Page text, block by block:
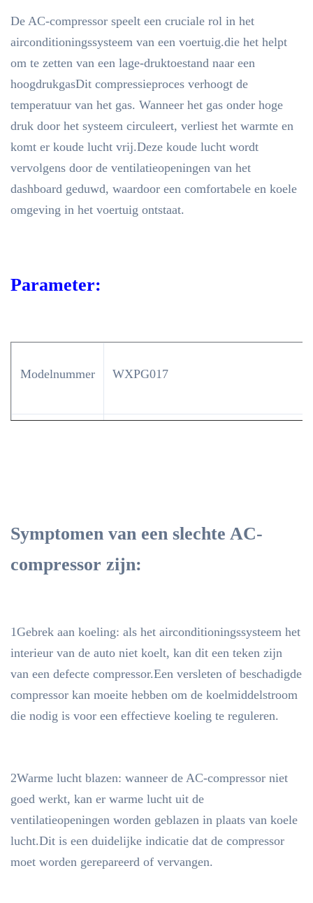
De AC-compressor speelt een cruciale rol in het
airconditioningssysteem van een voertuig.die het helpt
om te zetten van een lage-druktoestand naar een
hoogdrukgasDit compressieproces verhoogt de
temperatuur van het gas. Wanneer het gas onder hoge
druk door het systeem circuleert, verliest het warmte en
komt er koude lucht vrij.Deze koude lucht wordt
vervolgens door de ventilatieopeningen van het
dashboard geduwd, waardoor een comfortabele en koele
omgeving in het voertuig ontstaat.
Parameter:
Modelnummer WXPG017
Model van de
compressor
Type Compressor
Jaar Model 2008-2015
OE No.
Voor de toepassing van deze
verordening geldt de volgende
bepalingen:
Als u hulp nodig heeft om er zeker
Symptomen van een slechte AC-
compressor zijn:
1Gebrek aan koeling: als het airconditioningssysteem het
interieur van de auto niet koelt, kan dit een teken zijn
van een defecte compressor.Een versleten of beschadigde
compressor kan moeite hebben om de koelmiddelstroom
die nodig is voor een effectieve koeling te reguleren.
2Warme lucht blazen: wanneer de AC-compressor niet
goed werkt, kan er warme lucht uit de
ventilatieopeningen worden geblazen in plaats van koele
lucht.Dit is een duidelijke indicatie dat de compressor
moet worden gerepareerd of vervangen.